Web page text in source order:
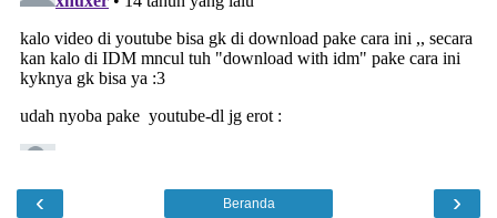
‹ ›
Beranda